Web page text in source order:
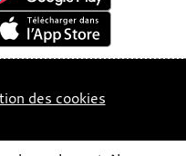
des cookies